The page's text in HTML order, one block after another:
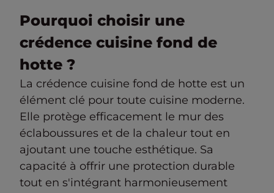
Pourquoi choisir une
crédence cuisine fond de
hotte ?
La crédence cuisine fond de hotte est un
élément clé pour toute cuisine moderne.
Elle protège efficacement le mur des
éclaboussures et de la chaleur tout en
ajoutant une touche esthétique. Sa
capacité à offrir une protection durable
tout en s'intégrant harmonieusement